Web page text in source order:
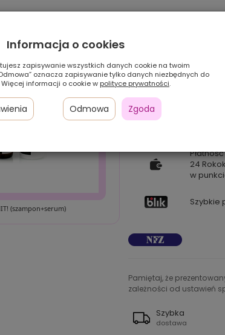
(szampon+serum)
24
w
Szybkie
Pamiętaj, że
zależności od ustawień
Szybka
dostawa
Informacja o cookies
zapisywanie wszystkich danych cookie na twoim
oznacza zapisywanie tylko danych niezbędnych do
informacji o cookie w polityce prywatności.
Odmowa Zgoda